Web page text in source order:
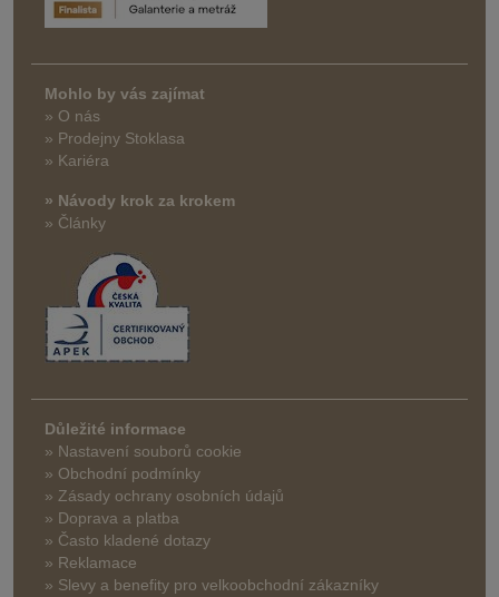
Mohlo by vás zajímat
» O nás
» Prodejny Stoklasa
» Kariéra
» Návody krok za krokem
» Články
Důležité informace
» Nastavení souborů cookie
» Obchodní podmínky
» Zásady ochrany osobních údajů
» Doprava a platba
» Často kladené dotazy
» Reklamace
» Slevy a benefity pro velkoobchodní zákazníky